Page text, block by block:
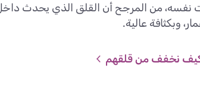
نفسه، من المرجح أن القلق الذي يحدث
وبكثافة عالية.
وكيف نخفف من قلقهم